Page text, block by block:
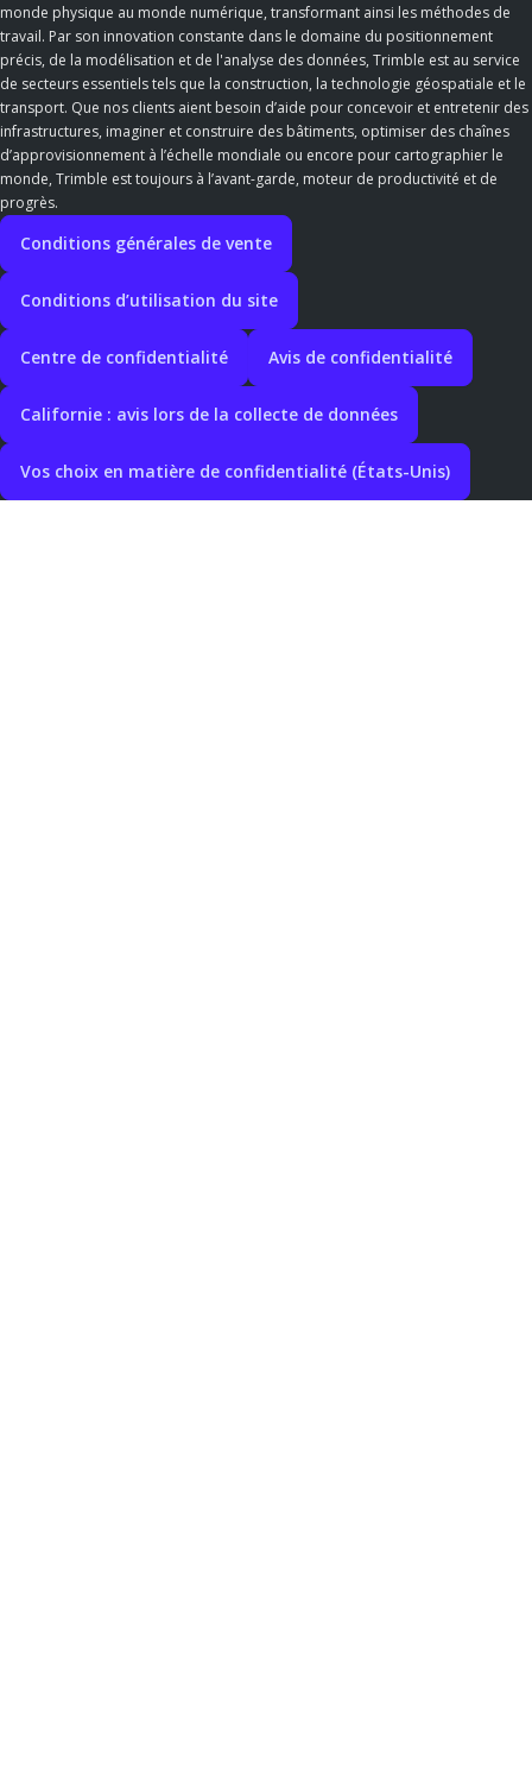
monde physique au monde numérique, transformant ainsi les méthodes de
travail. Par son innovation constante dans le domaine du positionnement
précis, de la modélisation et de l'analyse des données, Trimble est au service
de secteurs essentiels tels que la construction, la technologie géospatiale et le
transport. Que nos clients aient besoin d’aide pour concevoir et entretenir des
infrastructures, imaginer et construire des bâtiments, optimiser des chaînes
d’approvisionnement à l’échelle mondiale ou encore pour cartographier le
monde, Trimble est toujours à l’avant-garde, moteur de productivité et de
progrès.
Conditions générales de vente
Conditions d’utilisation du site
Centre de confidentialité Avis de confidentialité
Californie : avis lors de la collecte de données
Vos choix en matière de confidentialité (États-Unis)